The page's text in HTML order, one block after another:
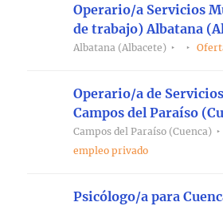
Operario/a Servicios
de trabajo) Albatana
Albatana (Albacete)
Operario/a de
Campos del Paraíso
Campos del Paraíso (Cuenca)
empleo privado
Psicólogo/a para